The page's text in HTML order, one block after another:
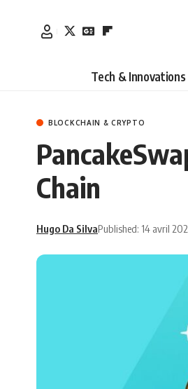
Tech & Innovations
BLOCKCHAIN & CRYPTO
Chain
Hugo Da SilvaPublished: 14 avril